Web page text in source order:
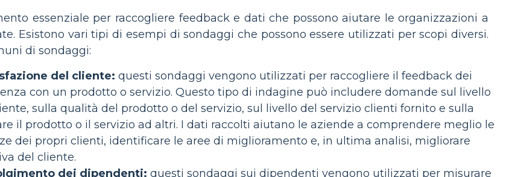
essenziale per raccogliere feedback e dati che possono aiutare le organizzazioni a
Esistono vari tipi di esempi di sondaggi che possono essere utilizzati per scopi diversi.
di sondaggi:
del cliente: questi sondaggi vengono utilizzati per raccogliere il feedback dei
con un prodotto o servizio. Questo tipo di indagine può includere domande sul livello
sulla qualità del prodotto o del servizio, sul livello del servizio clienti fornito e sulla
il prodotto o il servizio ad altri. I dati raccolti aiutano le aziende a comprendere meglio le
dei propri clienti, identificare le aree di miglioramento e, in ultima analisi, migliorare
del cliente.
dei dipendenti: questi sondaggi sui dipendenti vengono utilizzati per misurare